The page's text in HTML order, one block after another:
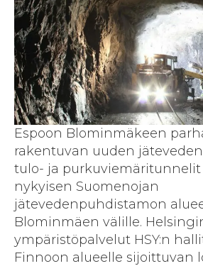
Espoon Blominmäkeen
rakentuvan uuden
tulo- ja
nykyisen Suomenojan
jätevedenpuhdistamon
Blominmäen välille.
ympäristöpalvelut HSY:n
Finnoon alueelle sijoittuvan